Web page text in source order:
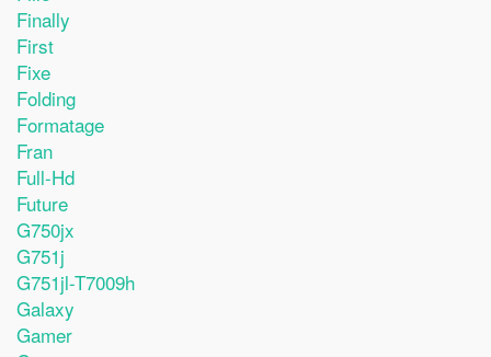
Finally
First
Fixe
Folding
Formatage
Fran
Full-Hd
Future
G750jx
G751j
G751jl-T7009h
Galaxy
Gamer